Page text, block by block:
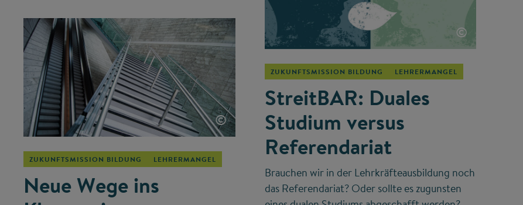
©
ZUKUNFTSMISSION BILDUNG LEHRERMANGEL
Neue Wege ins
©
ZUKUNFTSMISSION BILDUNG LEHRERMANGEL
StreitBAR: Duales
Studium versus
Referendariat
Brauchen wir in der Lehrkräfteausbildung noch
das Referendariat? Oder sollte es zugunsten